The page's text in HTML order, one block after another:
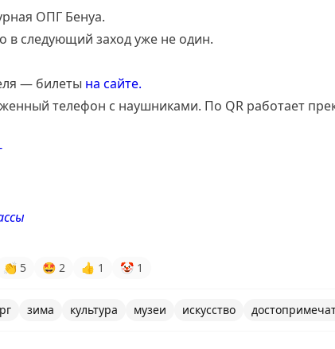
ОПГ Бенуа.
в следующий заход уже не один.
— билеты на сайте.
телефон с наушниками. По QR работает
👏 5 🤩 2 👍 1 🤡 1
зима культура музеи искусство